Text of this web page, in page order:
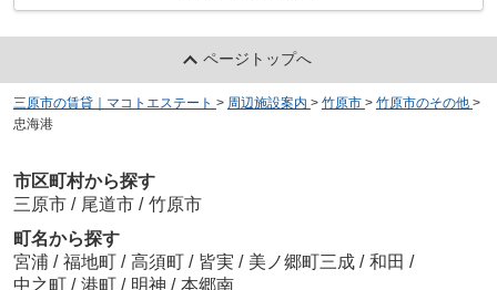
ページトップへ
三原市の賃貸｜マコトエステート > 周辺施設案内 > 竹原市 > 竹原市のその他 >
忠海港
市区町村から探す
三原市 / 尾道市 / 竹原市
町名から探す
宮浦 / 福地町 / 高須町 / 皆実 / 美ノ郷町三成 / 和田 /
中之町 / 港町 / 明神 / 本郷南